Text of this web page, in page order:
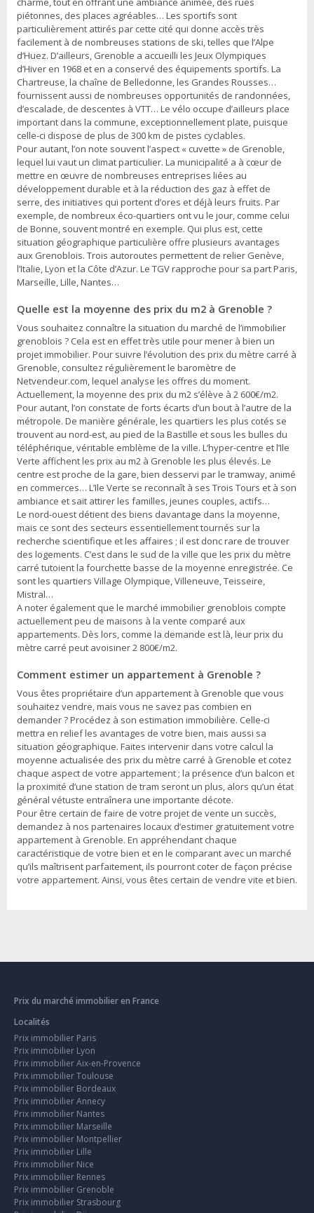
piétonnes, des places agréables… Les sportifs sont
particulièrement attirés par cette cité qui donne accès très
facilement à de nombreuses stations de ski, telles que l’Alpe
d’Huez. D’ailleurs, Grenoble a accueilli les Jeux Olympiques
d’Hiver en 1968 et en a conservé des équipements sportifs. La
Chartreuse, la chaîne de Belledonne, les Grandes Rousses…
fournissent aussi de nombreuses opportunités de randonnées,
d’escalade, de descentes à VTT… Le vélo occupe d’ailleurs place
important dans la commune, exceptionnellement plate, puisque
celle-ci dispose de plus de 300 km de pistes cyclables.
Pour autant, l’on note souvent l’aspect « cuvette » de Grenoble,
lequel lui vaut un climat particulier. La municipalité a à cœur de
mettre en œuvre de nombreuses entreprises liées au
développement durable et à la réduction des gaz à effet de
serre, des initiatives qui portent d’ores et déjà leurs fruits. Par
exemple, de nombreux éco-quartiers ont vu le jour, comme celui
de Bonne, souvent montré en exemple. Qui plus est, cette
situation géographique particulière offre plusieurs avantages
aux Grenoblois. Trois autoroutes permettent de relier Genève,
l’Italie, Lyon et la Côte d’Azur. Le TGV rapproche pour sa part Paris,
Marseille, Lille, Nantes…
Quelle est la moyenne des prix du m2 à Grenoble ?
Vous souhaitez connaître la situation du marché de l’immobilier
grenoblois ? Cela est en effet très utile pour mener à bien un
projet immobilier. Pour suivre l’évolution des prix du mètre carré à
Grenoble, consultez régulièrement le baromètre de
Netvendeur.com, lequel analyse les offres du moment.
Actuellement, la moyenne des prix du m2 s’élève à 2 600€/m2.
Pour autant, l’on constate de forts écarts d’un bout à l’autre de la
métropole. De manière générale, les quartiers les plus cotés se
trouvent au nord-est, au pied de la Bastille et sous les bulles du
téléphérique, véritable emblème de la ville. L’hyper-centre et l’Ile
Verte affichent les prix au m2 à Grenoble les plus élevés. Le
centre est proche de la gare, bien desservi par le tramway, animé
en commerces… L’Ile Verte se reconnaît à ses Trois Tours et à son
ambiance et sait attirer les familles, jeunes couples, actifs…
Le nord-ouest détient des biens davantage dans la moyenne,
mais ce sont des secteurs essentiellement tournés sur la
recherche scientifique et les affaires ; il est donc rare de trouver
des logements. C’est dans le sud de la ville que les prix du mètre
carré tutoient la fourchette basse de la moyenne enregistrée. Ce
sont les quartiers Village Olympique, Villeneuve, Teisseire,
Mistral…
A noter également que le marché immobilier grenoblois compte
actuellement peu de maisons à la vente comparé aux
appartements. Dès lors, comme la demande est là, leur prix du
mètre carré peut avoisiner 2 800€/m2.
Comment estimer un appartement à Grenoble ?
Vous êtes propriétaire d’un appartement à Grenoble que vous
souhaitez vendre, mais vous ne savez pas combien en
demander ? Procédez à son estimation immobilière. Celle-ci
mettra en relief les avantages de votre bien, mais aussi sa
situation géographique. Faites intervenir dans votre calcul la
moyenne actualisée des prix du mètre carré à Grenoble et cotez
chaque aspect de votre appartement ; la présence d’un balcon et
la proximité d’une station de tram seront un plus, alors qu’un état
général vétuste entraînera une importante décote.
Pour être certain de faire de votre projet de vente un succès,
demandez à nos partenaires locaux d’estimer gratuitement votre
appartement à Grenoble. En appréhendant chaque
caractéristique de votre bien et en le comparant avec un marché
qu’ils maîtrisent parfaitement, ils pourront coter de façon précise
votre appartement. Ainsi, vous êtes certain de vendre vite et bien.
Prix du marché immobilier en France
Localités
Prix immobilier Paris
Prix immobilier Lyon
Prix immobilier Aix-en-Provence
Prix immobilier Toulouse
Prix immobilier Bordeaux
Prix immobilier Annecy
Prix immobilier Nantes
Prix immobilier Marseille
Prix immobilier Montpellier
Prix immobilier Lille
Prix immobilier Nice
Prix immobilier Rennes
Prix immobilier Grenoble
Prix immobilier Strasbourg